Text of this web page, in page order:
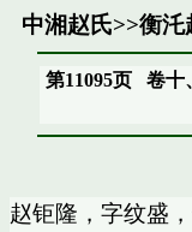
中湘赵氏>>衡汑
第11095页卷十
赵钜隆，字纹盛